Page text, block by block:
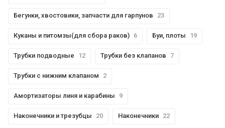
Бегунки, хвостовики, запчасти для гарпунов 23
Куканы и питомзы(для сбора раков) 6 Буи, плоты 19
Трубки подводные 12 Трубки без клапанов 7
Трубки с нижним клапаном 2
Амортизаторы линя и карабины 9
Наконечники и трезубцы 20 Наконечники 22